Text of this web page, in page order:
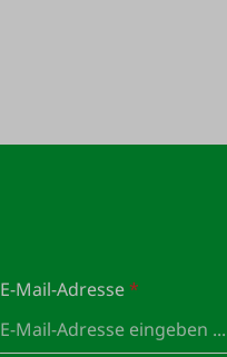
E-Mail-Adresse*